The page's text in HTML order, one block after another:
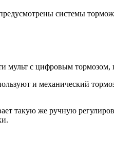
системы
мульт с цифровым тормозом,
и механический
такую же ручную